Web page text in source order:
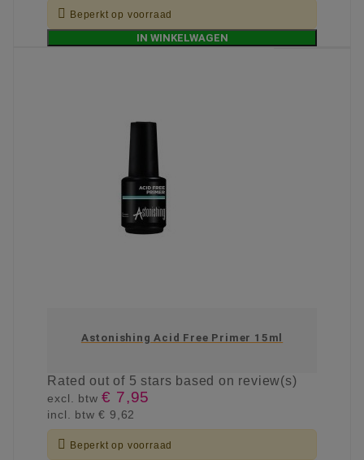
 Beperkt op voorraad
IN WINKELWAGEN
Astonishing Acid Free Primer 15ml
Ratedout of 5 stars based on review(s)
excl. btw€ 7,95
incl. btw€ 9,62
 Beperkt op voorraad